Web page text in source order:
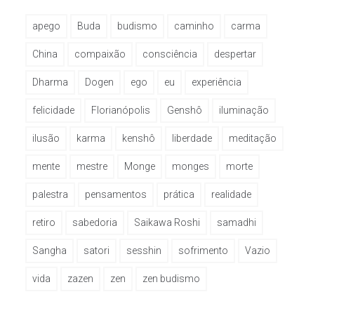
apego Buda budismo caminho carma
China compaixão consciência despertar
Dharma Dogen ego eu experiência
felicidade Florianópolis Genshô iluminação
ilusão karma kenshô liberdade meditação
mente mestre Monge monges morte
palestra pensamentos prática realidade
retiro sabedoria Saikawa Roshi samadhi
Sangha satori sesshin sofrimento Vazio
vida zazen zen zen budismo